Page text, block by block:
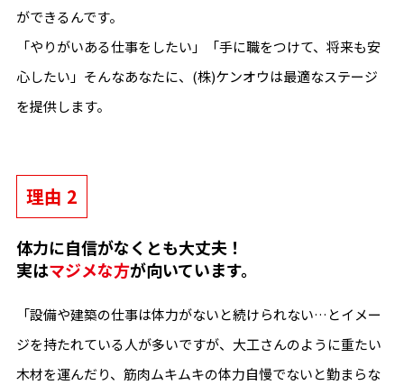
ができるんです。
「やりがいある仕事をしたい」「手に職をつけて、将来も安
心したい」そんなあなたに、(株)ケンオウは最適なステージ
を提供します。
理由 2
体力に自信がなくとも大丈夫！
実はマジメな方が向いています。
「設備や建築の仕事は体力がないと続けられない…とイメー
ジを持たれている人が多いですが、大工さんのように重たい
木材を運んだり、筋肉ムキムキの体力自慢でないと勤まらな